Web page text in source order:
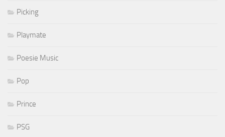
Picking
Playmate
Poesie Music
Pop
Prince
PSG